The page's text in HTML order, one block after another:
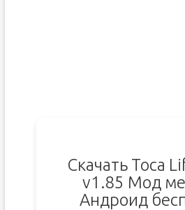
Скачать Toca
v1.85 Мод
Андроид